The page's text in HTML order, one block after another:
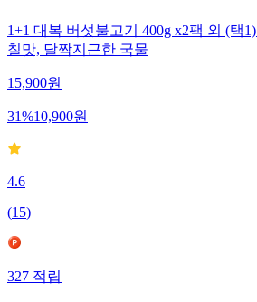
1+1 대복 버섯불고기 400g x2팩 외 (택
칠맛, 달짝지근한 국물
15,900원
31%10,900원
4.6
(15)
327적립